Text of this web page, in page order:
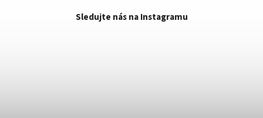
Sledujte nás na Instagramu